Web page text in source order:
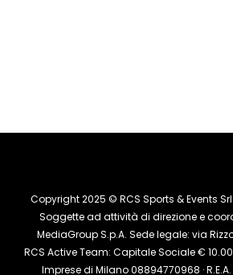
Copyright 2025 © RCS Sports & Events
Soggette ad attività di direzione e
MediaGroup S.p.A. Sede legale: via
RCS Active Team: Capitale Sociale €
Imprese di Milano 08894770968 ·